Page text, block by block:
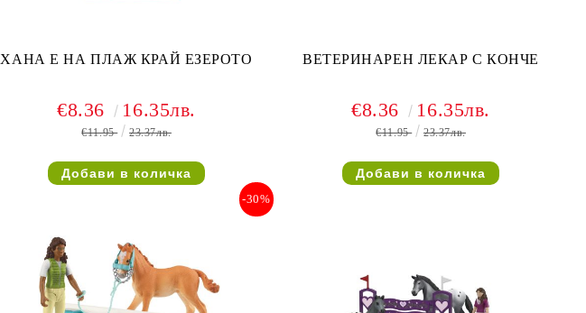
ХАНА Е НА ПЛАЖ КРАЙ ЕЗЕРОТО
€8.36 16.35лв.
€11.95 23.37лв.
ВЕТЕРИНАРЕН ЛЕКАР С КОНЧЕ
€8.36 16.35лв.
€11.95 23.37лв.
-30%